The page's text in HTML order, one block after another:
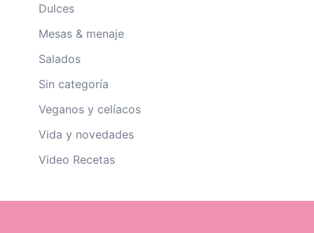
Dulces
Mesas & menaje
Salados
Sin categoría
Veganos y celíacos
Vida y novedades
Video Recetas